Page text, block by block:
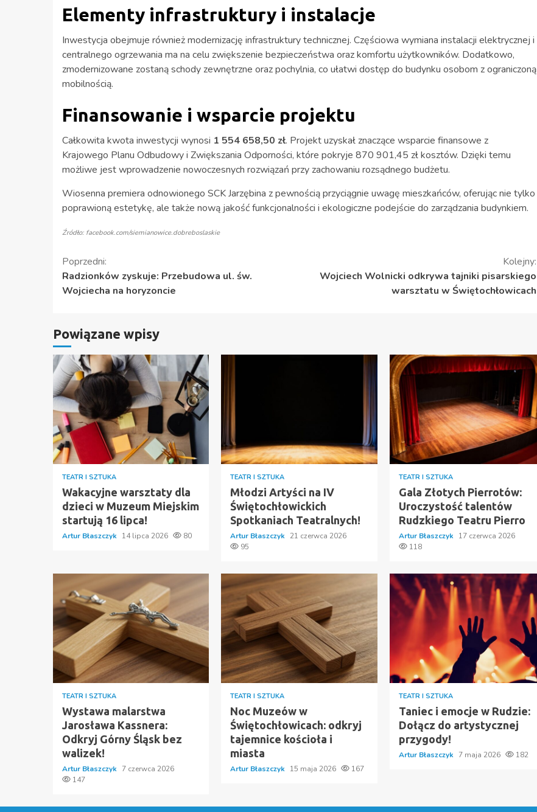
Elementy infrastruktury i instalacje
Inwestycja obejmuje również modernizację infrastruktury technicznej. Częściowa wymiana instalacji elektrycznej i
centralnego ogrzewania ma na celu zwiększenie bezpieczeństwa oraz komfortu użytkowników. Dodatkowo,
zmodernizowane zostaną schody zewnętrzne oraz pochylnia, co ułatwi dostęp do budynku osobom z ograniczoną
mobilnością.
Finansowanie i wsparcie projektu
Całkowita kwota inwestycji wynosi 1 554 658,50 zł. Projekt uzyskał znaczące wsparcie finansowe z
Krajowego Planu Odbudowy i Zwiększania Odporności, które pokryje 870 901,45 zł kosztów. Dzięki temu
możliwe jest wprowadzenie nowoczesnych rozwiązań przy zachowaniu rozsądnego budżetu.
Wiosenna premiera odnowionego SCK Jarzębina z pewnością przyciągnie uwagę mieszkańców, oferując nie tylko
poprawioną estetykę, ale także nową jakość funkcjonalności i ekologiczne podejście do zarządzania budynkiem.
Źródło: facebook.com/siemianowice.dobreboslaskie
Kontynuuj
czytanie
Poprzedni:
Radzionków zyskuje: Przebudowa ul. św.
Wojciecha na horyzoncie
Kolejny:
Wojciech Wolnicki odkrywa tajniki pisarskiego
warsztatu w Świętochłowicach
Powiązane wpisy
TEATR I SZTUKA
Wakacyjne warsztaty dla
dzieci w Muzeum Miejskim
startują 16 lipca!
Artur Błaszczyk 14 lipca 2026 80
TEATR I SZTUKA
Młodzi Artyści na IV
Świętochłowickich
Spotkaniach Teatralnych!
Artur Błaszczyk 21 czerwca 2026
95
TEATR I SZTUKA
Gala Złotych Pierrotów:
Uroczystość talentów
Rudzkiego Teatru Pierro
Artur Błaszczyk 17 czerwca 2026
118
TEATR I SZTUKA
Wystawa malarstwa
Jarosława Kassnera:
Odkryj Górny Śląsk bez
walizek!
Artur Błaszczyk 7 czerwca 2026
147
TEATR I SZTUKA
Noc Muzeów w
Świętochłowicach: odkryj
tajemnice kościoła i
miasta
Artur Błaszczyk 15 maja 2026 167
TEATR I SZTUKA
Taniec i emocje w Rudzie:
Dołącz do artystycznej
przygody!
Artur Błaszczyk 7 maja 2026 182